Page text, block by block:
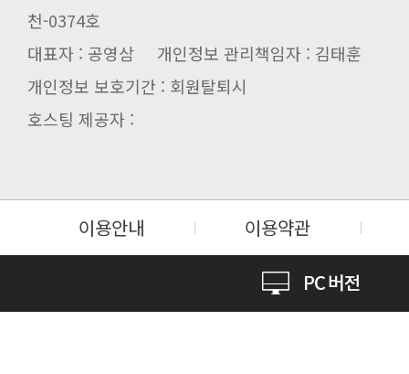
천-0374호
대표자 : 공영삼 개인정보 관리책임자 : 김태훈
개인정보 보호기간 : 회원탈퇴시
호스팅 제공자 :
이용안내 이용약관